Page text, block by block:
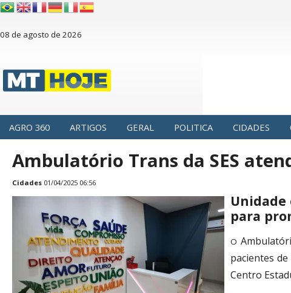
08 de agosto de 2026
AGRO 360 ARTIGOS GERAL POLITICA CIDADES
Ambulatório Trans da SES
Cidades 01/04/2025 06:56
para
O
pacientes
Centro